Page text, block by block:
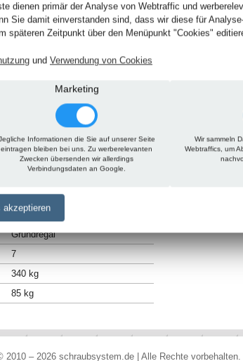
Stck.
1300 mm
300 mm
ohne Anschlagleiste
RAL 7035 - lichtgrau
85
Grundregal
7
340 kg
85 kg
2010 – 2026 schraubsystem.de | Alle Rechte vorbehalten.
dienen primär der Analyse von Webtraffic und
Sie damit einverstanden sind, dass wir diese für
späteren Zeitpunkt über den Menüpunkt "Cookies"
und Verwendung von Cookies
Marketing
Informationen die Sie auf unserer Seite
eintragen bleiben bei uns. Zu werberelevanten
Zwecken übersenden wir allerdings
Verbindungsdaten an Google.
Wir sammeln
Webtraffics, um
akzeptieren